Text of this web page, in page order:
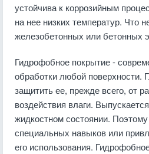
устойчива к коррозийным
на нее низких температур. Что
железобетонных или бетонных
Гидрофобное покрытие -
обработки любой поверхности.
защитить ее, прежде всего, от
воздействия влаги.
жидкостном состоянии.
специальных навыков или
его использования.